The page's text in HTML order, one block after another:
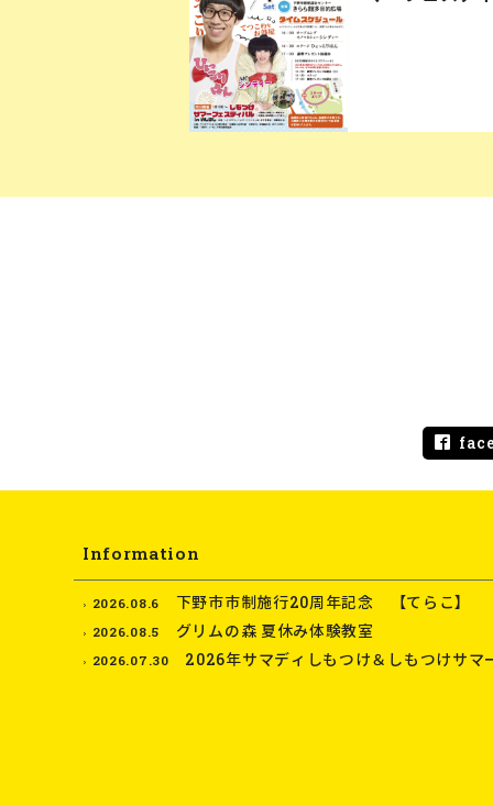
Information
2026.08.6 下野市市制施行20周年記念 【てらこ】
2026.08.5 グリムの森 夏休み体験教室
2026.07.30 2026年サマディしもつけ＆しもつけサマ